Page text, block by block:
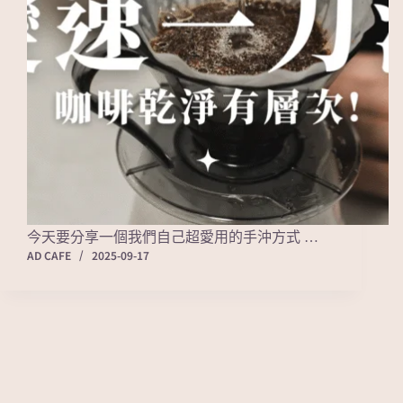
今天要分享一個我們自己超愛用的手沖方式 …
AD CAFE
2025-09-17